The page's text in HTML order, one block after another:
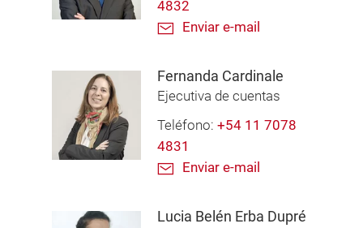
4832
Enviar e-mail
Fernanda Cardinale
Ejecutiva de cuentas
Teléfono: +54 11 7078
4831
Enviar e-mail
Lucia Belén Erba Dupré